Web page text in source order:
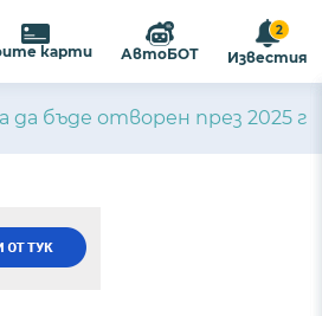
карти АвтоБОТ
2
Известия
бъде отворен през 2025 г